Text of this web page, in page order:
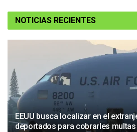
NOTICIAS RECIENTES
EEUU busca localizar en el
deportados para cobrarles multas